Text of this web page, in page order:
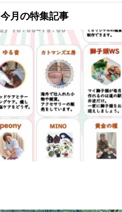
今月の特集記事